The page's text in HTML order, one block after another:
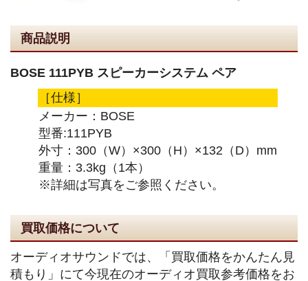
商品説明
BOSE 111PYB スピーカーシステム ペア
［仕様］
メーカー：BOSE
型番:111PYB
外寸：300（W）×300（H）×132（D）mm
重量：3.3kg（1本）
※詳細は写真をご参照ください。
買取価格について
オーディオサウンドでは、「買取価格をかんたん見
積もり」にて今現在のオーディオ買取参考価格をお